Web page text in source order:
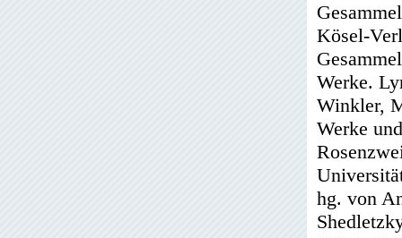
Kösel-
Werke.
Winkler,
Werke
hg. von